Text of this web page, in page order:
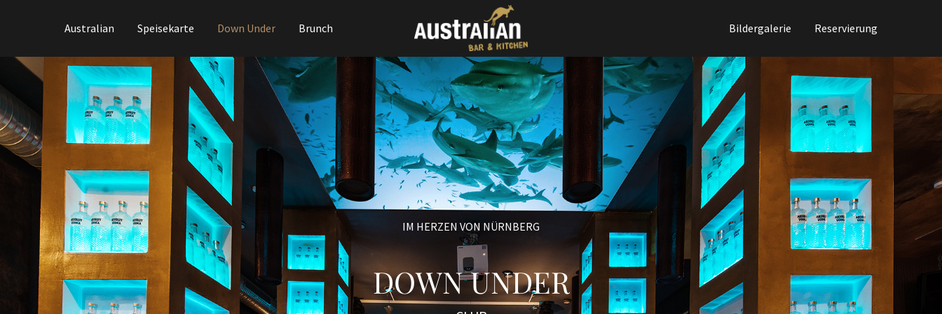
Login
Benutzername
Passwort
Register|Lost your password?
Support
Lorem ipsum dolor sit amet:
24h/ 365days
We offer support for our customers
Mon - Fri 8:00am - 5:00pm
Get in touch
Cybersteel Inc.
376-293 City Road, Suite 600
San Francisco, CA 94102
Have any questions?
+44 1234 567 890
Drop us a line
info@yourdomain.com
About us
Lorem ipsum dolor sit amet, consectetuer
adipiscing elit.
Aenean commodo ligula eget dolor.
Aenean massa. Cum sociis natoque
penatibus et magnis dis parturient
montes, nascetur ridiculus mus. Donec
quam felis, ultricies nec.
Australian Speisekarte Down Under Brunch Bildergalerie Reservierung
IM HERZEN VON NÜRNBERG
DOWN UNDER